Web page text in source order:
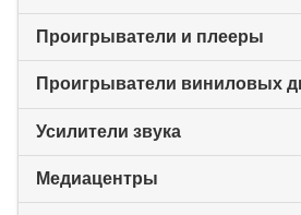
Проигрыватели и плееры
Проигрыватели виниловых
Усилители звука
Медиацентры